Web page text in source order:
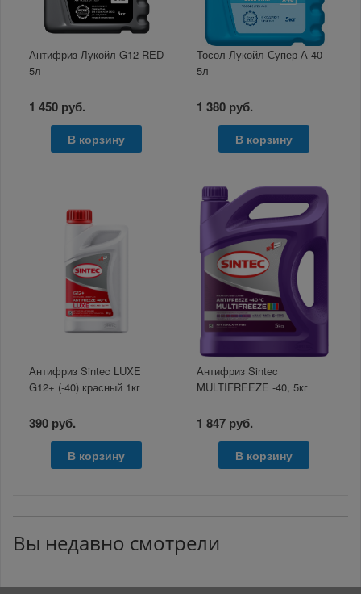
Антифриз Лукойл G12 RED
5л
1 450 руб.
В корзину
Тосол Лукойл Супер А-40
5л
1 380 руб.
В корзину
Антифриз Sintec LUXE
G12+ (-40) красный 1кг
390 руб.
В корзину
Антифриз Sintec
MULTIFREEZE -40, 5кг
1 847 руб.
В корзину
Вы недавно смотрели